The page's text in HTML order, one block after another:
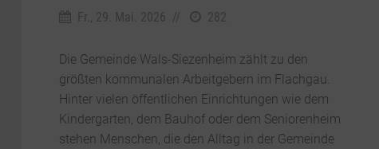
Fr., 29. Mai. 2026 // 282
Die Gemeinde Wals-Siezenheim zählt zu den
größten kommunalen Arbeitgebern im Flachgau.
Hinter vielen öffentlichen Einrichtungen wie dem
Kindergarten, dem Bauhof oder dem Seniorenheim
stehen Menschen, die den Alltag in der Gemeinde